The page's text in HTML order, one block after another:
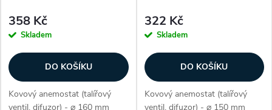
358 Kč
Skladem
DO KOŠÍKU
Kovový anemostat (talířový
ventil, difuzor) - ⌀ 160 mm
322 Kč
Skladem
DO KOŠÍKU
Kovový anemostat (talířový
ventil, difuzor) - ⌀ 150 mm